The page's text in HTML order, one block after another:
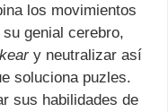
los movimientos
su genial cerebro,
y neutralizar así
soluciona puzles.
sus habilidades de